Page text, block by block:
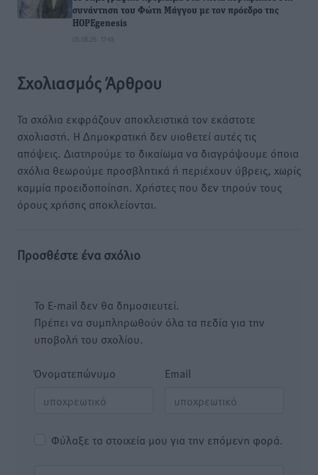
συνάντηση του Φώτη Μάγγου με τον πρόεδρο της
HOPEgenesis
05.08.26 · 17:48
Σχολιασμός Άρθρου
Τα σχόλια εκφράζουν αποκλειστικά τον εκάστοτε
σχολιαστή. Η Δημοκρατική δεν υιοθετεί αυτές τις
απόψεις. Διατηρούμε το δικαίωμα να διαγράψουμε όποια
σχόλια θεωρούμε προσβλητικά ή περιέχουν ύβρεις, χωρίς
καμμία προειδοποίηση. Χρήστες που δεν τηρούν τους
όρους χρήσης αποκλείονται.
Προσθέστε ένα σχόλιο
Το E-mail δεν θα δημοσιευτεί.
Πρέπει να συμπληρωθούν όλα τα πεδία για την
υποβολή του σχολίου.
Όνοματεπώνυμο Email
Φύλαξε τα στοιχεία μου για την επόμενη φορά.